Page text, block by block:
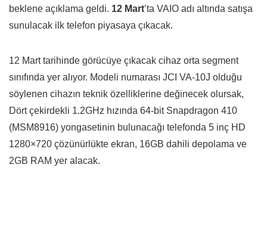
beklene açıklama geldi. 12 Mart’ta VAIO adı altında satışa
sunulacak ilk telefon piyasaya çıkacak.
12 Mart tarihinde görücüye çıkacak cihaz orta segment
sınıfında yer alıyor. Modeli numarası JCI VA-10J olduğu
söylenen cihazın teknik özelliklerine değinecek olursak,
Dört çekirdekli 1.2GHz hızında 64-bit Snapdragon 410
(MSM8916) yongasetinin bulunacağı telefonda 5 inç HD
1280×720 çözünürlükte ekran, 16GB dahili depolama ve
2GB RAM yer alacak.